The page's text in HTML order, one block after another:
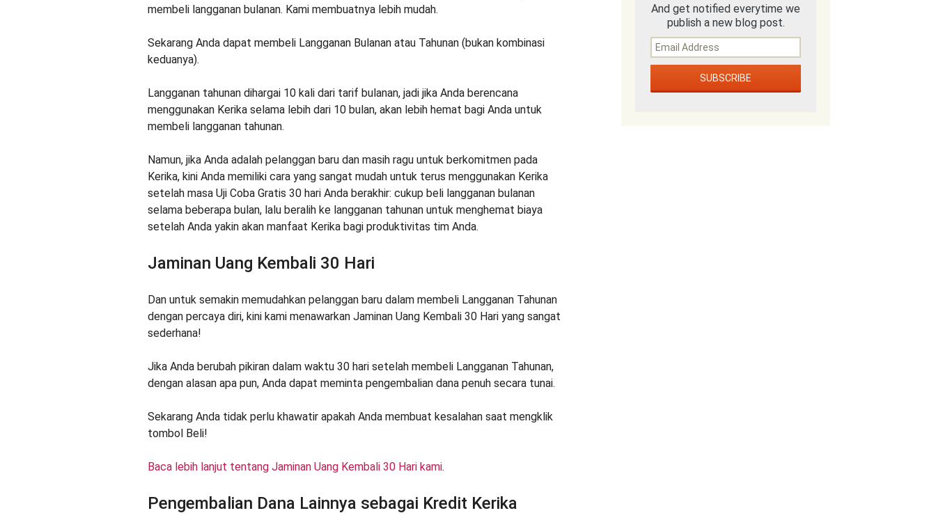
membeli langganan bulanan. Kami membuatnya lebih mudah.
Sekarang Anda dapat membeli Langganan Bulanan atau Tahunan (bukan kombinasi
keduanya).
Langganan tahunan dihargai 10 kali dari tarif bulanan, jadi jika Anda berencana
menggunakan Kerika selama lebih dari 10 bulan, akan lebih hemat bagi Anda untuk
membeli langganan tahunan.
Namun, jika Anda adalah pelanggan baru dan masih ragu untuk berkomitmen pada
Kerika, kini Anda memiliki cara yang sangat mudah untuk terus menggunakan Kerika
setelah masa Uji Coba Gratis 30 hari Anda berakhir: cukup beli langganan bulanan
selama beberapa bulan, lalu beralih ke langganan tahunan untuk menghemat biaya
setelah Anda yakin akan manfaat Kerika bagi produktivitas tim Anda.
Jaminan Uang Kembali 30 Hari
Dan untuk semakin memudahkan pelanggan baru dalam membeli Langganan Tahunan
dengan percaya diri, kini kami menawarkan Jaminan Uang Kembali 30 Hari yang sangat
sederhana!
Jika Anda berubah pikiran dalam waktu 30 hari setelah membeli Langganan Tahunan,
dengan alasan apa pun, Anda dapat meminta pengembalian dana penuh secara tunai.
Sekarang Anda tidak perlu khawatir apakah Anda membuat kesalahan saat mengklik
tombol Beli!
Baca lebih lanjut tentang Jaminan Uang Kembali 30 Hari kami.
Pengembalian Dana Lainnya sebagai Kredit Kerika
And get notified everytime we
publish a new blog post.